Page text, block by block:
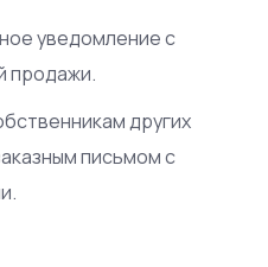
уведомление с
продажи.
других
письмом с